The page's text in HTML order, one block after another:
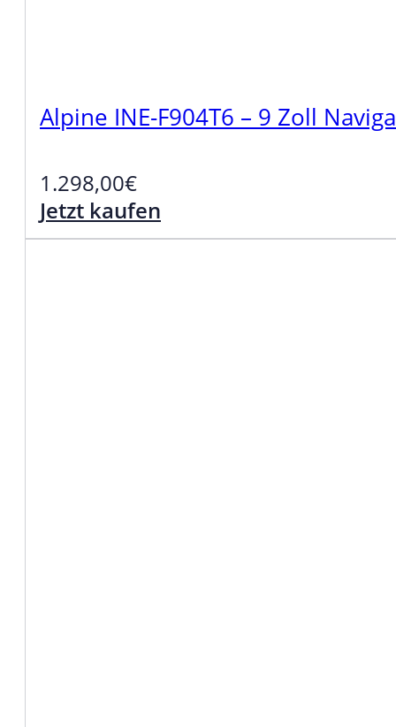
Alpine INE-F904T6 – 9 Zoll
1.298,00€
Jetzt kaufen